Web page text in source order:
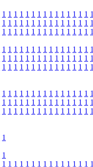
1 1 1 1 1 1 1 1 1 1 1 1 1 1 1 1
1 1 1 1 1 1 1 1 1 1 1 1 1 1 1 1
1 1 1 1 1 1 1 1 1 1 1 1 1 1 1 1
1 1 1 1 1 1 1 1 1 1 1 1 1 1 1 1
1 1 1 1 1 1 1 1 1 1 1 1 1 1 1 1
1 1 1 1 1 1 1 1 1 1 1 1 1 1 1 1
1 1 1 1 1 1 1 1 1 1 1 1 1 1 1 1
1 1 1 1 1 1 1 1 1 1 1 1 1 1 1 1
1 1 1 1 1 1 1 1 1 1 1 1 1 1 1 1
1
1
1 1 1 1 1 1 1 1 1 1 1 1 1 1 1 1